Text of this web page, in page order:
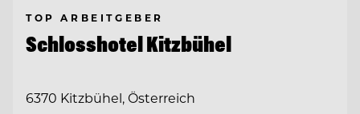
TOP ARBEITGEBER
Schlosshotel Kitzbühel
6370 Kitzbühel, Österreich